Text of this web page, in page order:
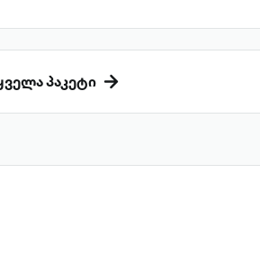
პაკეტი